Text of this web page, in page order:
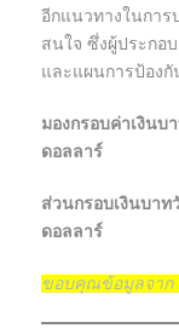
อีกแนวทางในการ
สนใจ ซึ่งผู้ประกอ
และแผนการป้องกั
มองกรอบค่าเงินบ
ดอลลาร์
ส่วนกรอบเงินบาท
ดอลลาร์
ขอบคุณข้อมูลจาก